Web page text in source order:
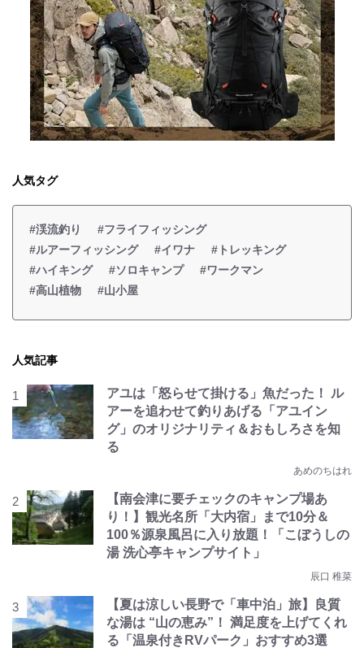
人気タグ
#渓流釣り
#フライフィッシング
#ルアーフィッシング
#イワナ
#トレッキング
#ハイキング
#ソロキャンプ
#ワークマン
#高山植物
#山小屋
人気記事
アユは「怒らせて掛ける」魚だった！ ル
アーを追わせて釣りあげる「アユイン
グ」のオリジナリティ＆おもしろさを知
る
あめのちはれ
【南会津に要チェックのキャンプ場あ
り！】観光名所「大内宿」まで10分＆
100％源泉風呂に入り放題！「こぼうしの
湯 洗心亭キャンプサイト」
辰口 稚菜
【夏は涼しい長野で「車中泊」旅】良質
な湯は “山の恵み”！ 満足度を上げてくれ
る「温泉付きRVパーク」おすすめ3選